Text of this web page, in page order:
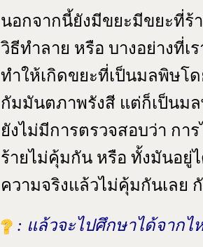
นอกจากนี้ยังมีขยะมีขยะที่ร้
วิธีทำลาย หรือ บางอย่างที่เ
ทำให้เกิดขยะที่เป็นมลพิษโด
กัมมันตภาพรังสี แต่ก็เป็นม
ยังไม่มีการตรวจสอบว่า กา
ร้ายไม่คุ้มกัน หรือ ทั้งมันอยู่
ความจริงแล้วไม่คุ้มกันเลย
: แล้วจะไปศึกษาได้จากไ